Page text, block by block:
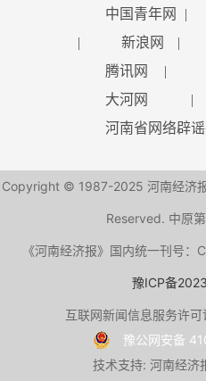
中国青年网
|
|
新浪网 |
腾讯网
|
大河网
河南省网络辟
Copyright © 1987-2025 河南经济
Reserved. 中原
《河南经济报》国内统一刊号
豫ICP备
互联网新闻信息服务许
豫公网安备
技术支持: 河南经